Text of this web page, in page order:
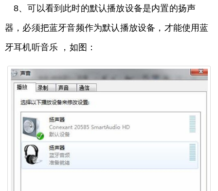
8、可以看到此时的默认播放设备是内置的扬声
器，必须把蓝牙音频作为默认播放设备，才能使用蓝
牙耳机听音乐 ，如图：